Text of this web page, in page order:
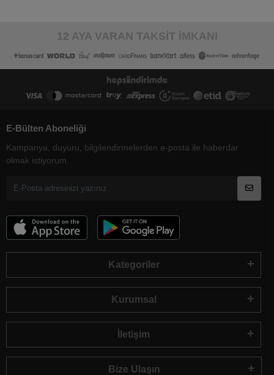
12 AYA VARAN TAKSİT İMKANI
E-Bülten Aboneliği
Kampanya, duyuru, bilgilendirmelerden e-posta ile haberdar
olmak istiyorum.
Kategoriler
Kurumsal
İletişim
Bize Ulaşın